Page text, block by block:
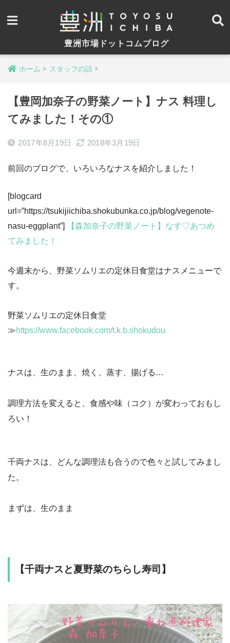
豊洲市場ドットコムブログ
ホーム スタッフの話
【豊岡加奈子の野菜ノート】ナス 料理し
てみました！その①
2017年8月19日 2018年3月19日
前回のブログで、いろいろなナスを紹介しました！
[blogcard
url=”https://tsukijiichiba.shokubunka.co.jp/blog/vegenote-
nasu-eggplant”]
【森加奈子の野菜ノート】なす♡あつめ
てみました！
今週末から、野菜ソムリエの定休日食堂はナスメニューで
す。
野菜ソムリエの定休日食堂
≫https://www.facebook.com/t.k.b.shokudou
ナスは、生のまま、焼く、蒸す、揚げる…
調理方法を変えると、食感や味（コク）が変わっておもし
ろい！
千両ナスは、どんな調理法も合うので色々と試してみまし
た。
まずは、生のまま
【千両ナスと夏野菜のちらし寿司】